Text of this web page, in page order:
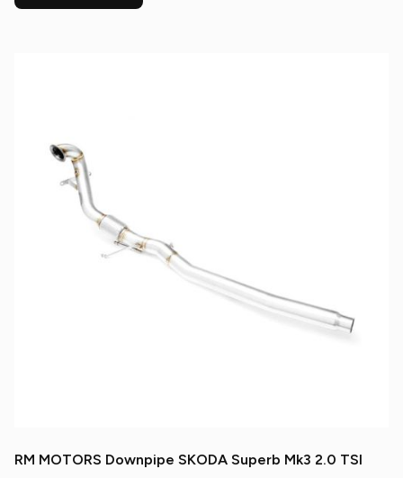
RM MOTORS Downpipe SKODA Superb Mk3 2.0 TSI